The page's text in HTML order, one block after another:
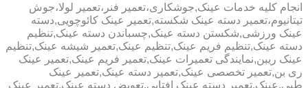
انجام کلیه خدمات عینک,جوشکاری،تعمیر فنر،تعمیر لولا،جوش
تیتانیوم،تعمیر دسته عینک شکسته,تعمیر عینک کائوچویی,دسته
عینک ورزشی,شکستن دسته عینک,چسباندن دسته عینک,تنظیم
دسته عینک,تنظیم فریم عینک,تنظیم عینک,تعمیر شیشه عینک,تنظیم
عینک ریبن,نمایندگی تعمیرات عینک,تعمیر فریم عینک,تعمیر عینک
ری بن,تعمیر تخصصی عینک,تعمیر دسته عینک,تعمیر عینک
طبی,عینک,تعمیر دسته عینک افتابی,تعویض دسته عینک,تعمیر عینک